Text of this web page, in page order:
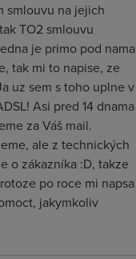
smlouvu na jejich
TO2 smlouvu
je primo pod nama
tak mi to napise, ze
uz sem s toho uplne v
Asi pred 14 dnama
za Váš mail.
ale z technických
o zákazníka :D, takze
po roce mi napsa
jakymkoliv